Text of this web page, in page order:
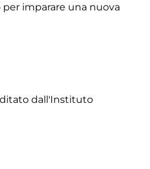
imparare una nuova
dall'Instituto